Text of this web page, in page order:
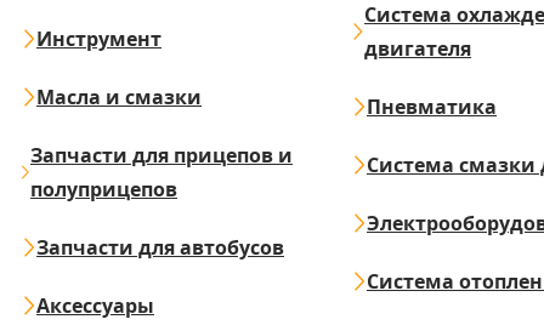
Инструмент
Масла и смазки
Запчасти для прицепов и
полуприцепов
Запчасти для автобусов
Аксессуары
Система
двигателя
Пневматика
Система смазки
Система